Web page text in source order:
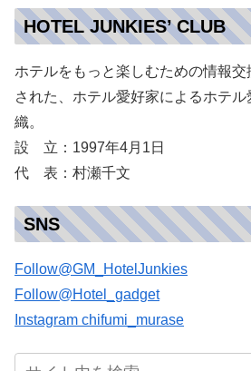
HOTEL JUNKIES’ CLUB
ホテルをもっと楽しむための情報
された、ホテル愛好家によるホテ
織。
設 立：1997年4月1日
代 表：村瀬千文
SNS
Follow@GM_HotelJunkies
Follow@Hotel_gadget
Instagram chifumi_murase